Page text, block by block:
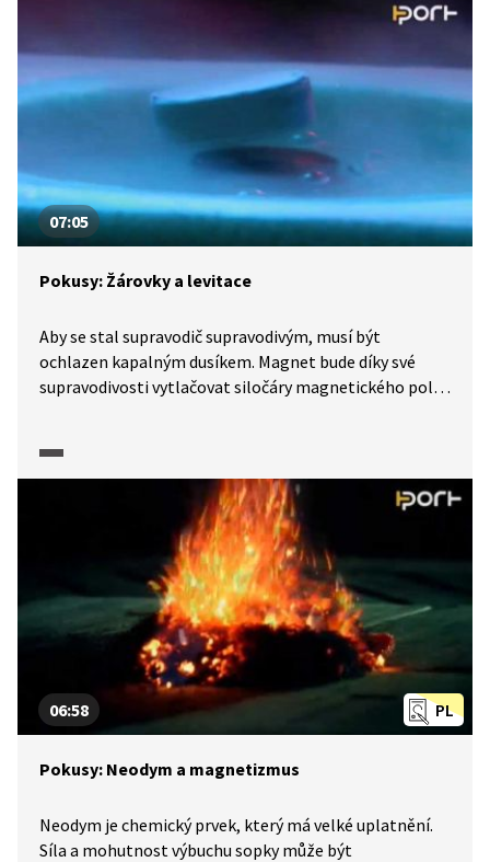
nám k tomu měděný drátek, tužková baterie a magnet.
07:05
Pokusy: Žárovky a levitace
Aby se stal supravodič supravodivým, musí být
ochlazen kapalným dusíkem. Magnet bude díky své
supravodivosti vytlačovat siločáry magnetického pole
a igelitem s využitím statické elektřiny. Statickou
elektřinu lze využít i k rozsvícení žárovky.
PL
06:58
Pokusy: Neodym a magnetizmus
Neodym je chemický prvek, který má velké uplatnění.
Síla a mohutnost výbuchu sopky může být